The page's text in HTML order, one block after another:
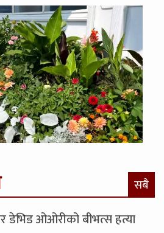
सबै
डेभिड ओओरीको बीभत्स हत्या